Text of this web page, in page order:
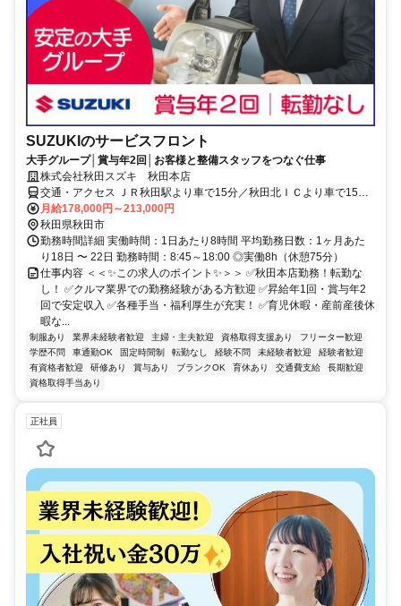
SUZUKIのサービスフロント
大手グループ│賞与年2回│お客様と整備スタッフをつなぐ仕事
株式会社秋田スズキ 秋田本店
交通・アクセス ＪＲ秋田駅より車で15分／秋田北ＩＣより車で15分
★マイカー通勤OK（無料駐車場完備）
月給178,000円～213,000円
秋田県秋田市
勤務時間詳細 実働時間：1日あたり8時間 平均勤務日数：1ヶ月あた
り18日 〜 22日 勤務時間：8:45～18:00 ◎実働8h（休憩75分）
仕事内容 ＜＜✨この求人のポイント✨＞＞ ✅秋田本店勤務！転勤な
し！ ✅クルマ業界での勤務経験がある方歓迎 ✅昇給年1回・賞与年2
回で安定収入 ✅各種手当・福利厚生が充実！ ✅育児休暇・産前産後休
暇な...
制服あり 業界未経験者歓迎 主婦・主夫歓迎 資格取得支援あり
フリーター歓迎
学歴不問
車通勤OK 固定時間制 転勤なし 経験不問 未経験者歓迎
経験者歓迎
有資格者歓迎
研修あり 賞与あり ブランクOK 育休あり 交通費支給
長期歓迎
資格取得手当あり
正社員